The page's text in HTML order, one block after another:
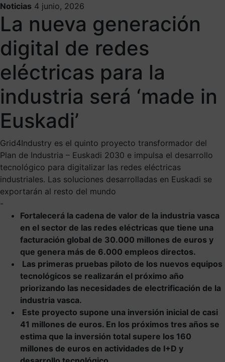
Noticias 4 junio, 2026
La nueva generación
digital de redes
eléctricas para la
industria será ‘made in
Euskadi’
Grid4Industry es el quinto proyecto transformador del
Plan de Industria – Euskadi 2030 e impulsa el desarrollo
tecnológico para digitalizar las redes eléctricas
industriales. Las soluciones desarrolladas en Euskadi se
exportarán al resto del mundo
-
Fortalecerá la cadena de valor de la industria vasca
en el sector de las redes eléctricas que tiene una
facturación global de 30.000 millones de euros y
que genera más de 6.000 empleos directos.
Las primeras pruebas piloto de los nuevos equipos
tecnológicos se realizarán el próximo año
priorizando las necesidades de electrificación de la
industria vasca.
Este proyecto supone una inversión inicial de casi
41 millones de euros. En los próximos tres años se
estima que la inversión total supere los 160
millones de euros en actividades de I+D y